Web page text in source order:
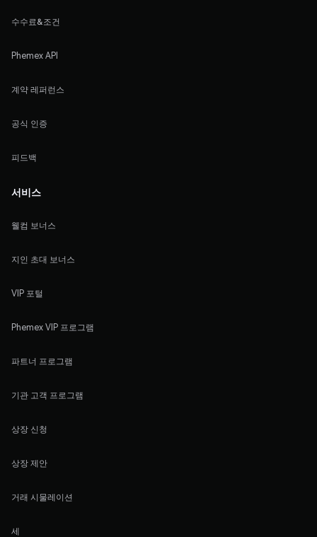
수수료&조건
Phemex API
계약 레퍼런스
공식 인증
피드백
서비스
웰컴 보너스
지인 초대 보너스
VIP 포털
Phemex VIP 프로그램
파트너 프로그램
기관 고객 프로그램
상장 신청
상장 제안
거래 시물레이션
세